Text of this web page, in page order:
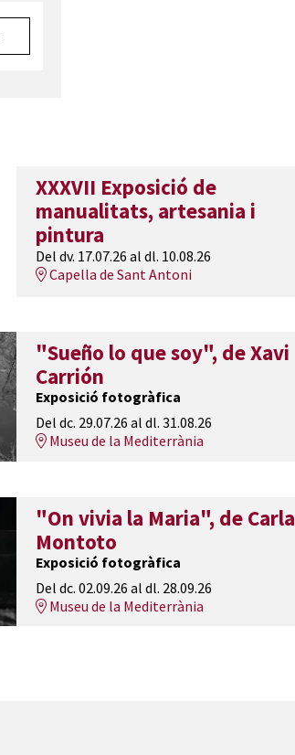
XXXVII Exposició de
manualitats, artesania i
pintura
Del dv. 17.07.26 al dl. 10.08.26
Capella de Sant Antoni
"Sueño lo que soy", de Xavi
Carrión
Exposició fotogràfica
Del dc. 29.07.26 al dl. 31.08.26
Museu de la Mediterrània
"On vivia la Maria", de Carla
Montoto
Exposició fotogràfica
Del dc. 02.09.26 al dl. 28.09.26
Museu de la Mediterrània